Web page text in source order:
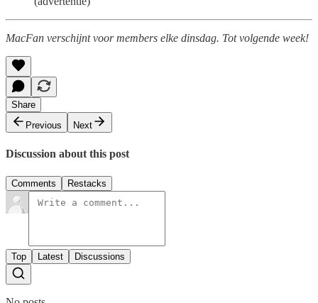
MacFan verschijnt voor members elke dinsdag. Tot volgende week!
Share
Previous
Next
Discussion about this post
Comments Restacks
Top Latest Discussions